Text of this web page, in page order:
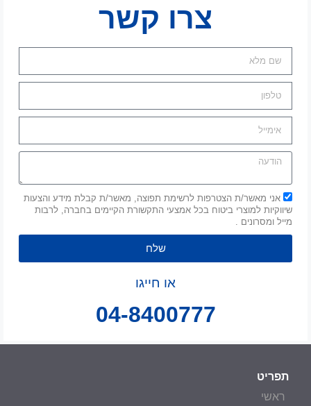
צרו קשר
אני מאשר/ת הצטרפות לרשימת תפוצה, מאשר/ת קבלת מידע והצעות
שיווקיות למוצרי ביטוח בכל אמצעי התקשורת הקיימים בחברה, לרבות
מייל ומסרונים .
שלח
או חייגו
04-8400777
תפריט
ראשי